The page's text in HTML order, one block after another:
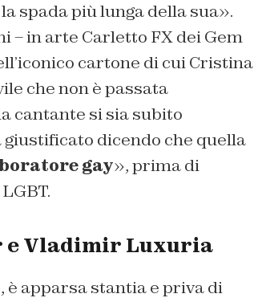
spada più lunga della sua».
– in arte Carletto FX dei Gem
cartone di cui Cristina
che non è passata
cantante si sia subito
giustificato dicendo che quella
gay», prima di
e Vladimir Luxuria
è apparsa stantia e priva di